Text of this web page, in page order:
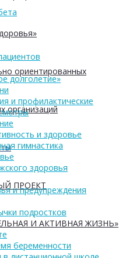
ориентированных
организаций
ПРОЕКТ
И АКТИВНАЯ ЖИЗНЬ»
долголетие»
и профилактические
и здоровье
гимнастика
здоровья
и предупреждения
подростков
беременности